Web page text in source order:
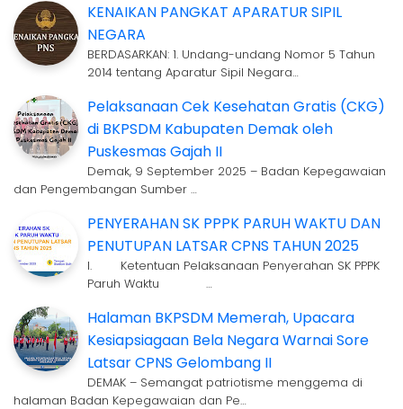
KENAIKAN PANGKAT APARATUR SIPIL
NEGARA
BERDASARKAN: 1. Undang-undang Nomor 5 Tahun
2014 tentang Aparatur Sipil Negara…
Pelaksanaan Cek Kesehatan Gratis (CKG)
di BKPSDM Kabupaten Demak oleh
Puskesmas Gajah II
Demak, 9 September 2025 – Badan Kepegawaian
dan Pengembangan Sumber …
PENYERAHAN SK PPPK PARUH WAKTU DAN
PENUTUPAN LATSAR CPNS TAHUN 2025
I. Ketentuan Pelaksanaan Penyerahan SK PPPK
Paruh Waktu …
Halaman BKPSDM Memerah, Upacara
Kesiapsiagaan Bela Negara Warnai Sore
Latsar CPNS Gelombang II
DEMAK – Semangat patriotisme menggema di
halaman Badan Kepegawaian dan Pe…